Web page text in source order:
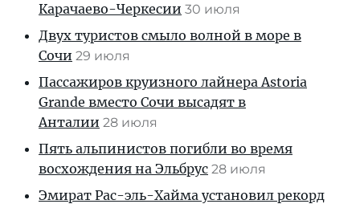
Карачаево-Черкесии 30 июля
Двух туристов смыло волной в море в
Сочи 29 июля
Пассажиров круизного лайнера Astoria
Grande вместо Сочи высадят в
Анталии 28 июля
Пять альпинистов погибли во время
восхождения на Эльбрус 28 июля
Эмират Рас-эль-Хайма установил рекорд